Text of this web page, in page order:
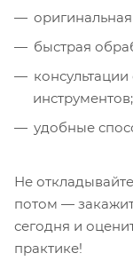
быстрая
инструментов;
удобные
Не
потом —
сегодня и
практике!